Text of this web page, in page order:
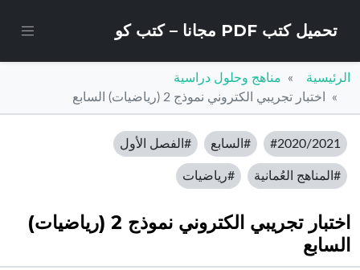
تحميل كتب PDF مجانا – كتب كو
الرئيسية
مناهج وحلول دراسية
اختبار تجريبي الكتروني نموذج 2 (رياضيات) السابع
#2020/2021 #السابع #الفصل الأول
#المناهج العُمانية #رياضيات
اختبار تجريبي الكتروني نموذج 2 (رياضيات)
السابع